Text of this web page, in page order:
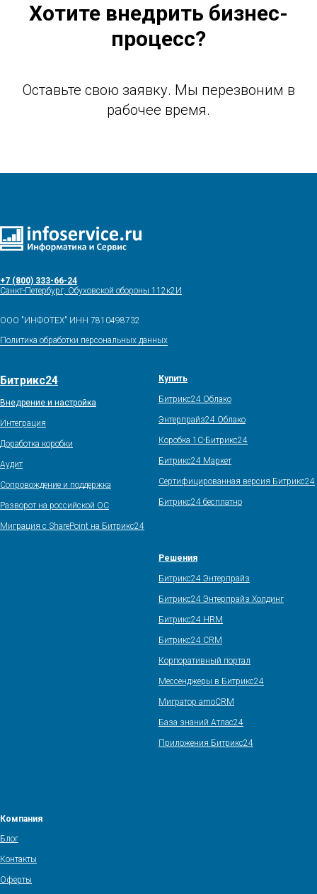
Хотите внедрить бизнес-
процесс?
Оставьте свою заявку. Мы перезвоним в
рабочее время.
+7 (800) 333-66-24
Санкт-Петербург, Обуховской обороны 112к2И
ООО "ИНФОТЕХ" ИНН 7810498732
Политика обработки персональных данных
Битрикс24
Внедрение и настройка
Интеграция
Доработка коробки
Аудит
Сопровождение и поддержка
Разворот на российской ОС
Миграция с SharePoint на Битрикс24
Купить
Битрикс24 Облако
Энтерпрайз24 Облако
Коробка 1С-Битрикс24
Битрикс24 Маркет
Сертифицированная версия Битрикс24
Битрикс24 бесплатно
Решения
Битрикс24 Энтерпрайз
Битрикс24 Энтерпрайз Холдинг
Битрикс24 HRM
Битрикс24 CRM
Корпоративный портал
Мессенджеры в Битрикс24
Мигратор amoCRM
База знаний Атлас24
Приложения Битрикс24
Компания
Блог
Контакты
Оферты